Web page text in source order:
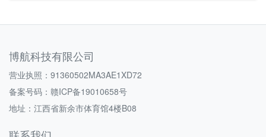
博航科技有限公司
营业执照：91360502MA3AE1XD72
备案号码： 赣ICP备19010658号
地址：江西省新余市体育馆4楼B08